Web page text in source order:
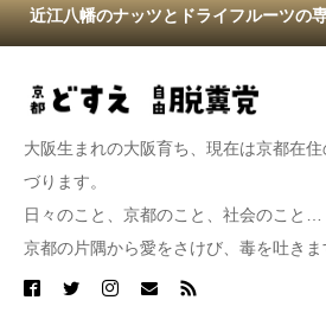
近江八幡のナッツとドライフルーツの
大阪生まれの大阪育ち、現在は京都在
づります。
日々のこと、京都のこと、社会のこと…
京都の片隅から愛をさけび、毒を吐きま